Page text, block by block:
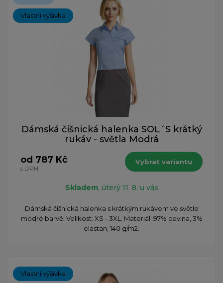
Vlastní výšivka
Dámská číšnická halenka SOL´S krátký
rukáv - světla Modrá
od 787 Kč
s DPH
Vybrat variantu
Skladem, úterý 11. 8. u vás
Dámská číšnická halenka s krátkým rukávem ve světle
modré barvě. Velikost: XS - 3XL. Materiál: 97% bavlna, 3%
elastan, 140 g/m2.
Vlastní výšivka